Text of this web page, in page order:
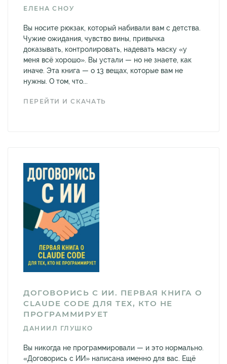
ЕЛЕНА СНОУ
Вы носите рюкзак, который набивали вам с детства.
Чужие ожидания, чувство вины, привычка
доказывать, контролировать, надевать маску «у
меня всё хорошо». Вы устали — но не знаете, как
иначе. Эта книга — о 13 вещах, которые вам не
нужны. О том, что...
ПЕРЕЙТИ И СКАЧАТЬ
ДОГОВОРИСЬ С ИИ. ПЕРВАЯ КНИГА О
CLAUDE CODE ДЛЯ ТЕХ, КТО НЕ
ПРОГРАММИРУЕТ
ДАНИИЛ ГЛУШКО
Вы никогда не программировали — и это нормально.
«Договорись с ИИ» написана именно для вас. Ещё